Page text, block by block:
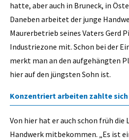
hatte, aber auch in Bruneck, in
Daneben arbeitet der junge
Maurerbetrieb seines Vaters Gerd
Industriezone mit. Schon bei der
merkt man an den aufgehängten
hier auf den jüngsten Sohn ist.
Konzentriert arbeiten zahlte sich
Von hier hat er auch schon früh die
Handwerk mitbekommen. „Es ist